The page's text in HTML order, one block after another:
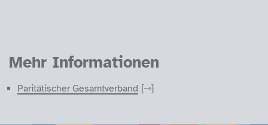
Mehr Informationen
Paritätischer Gesamtverband